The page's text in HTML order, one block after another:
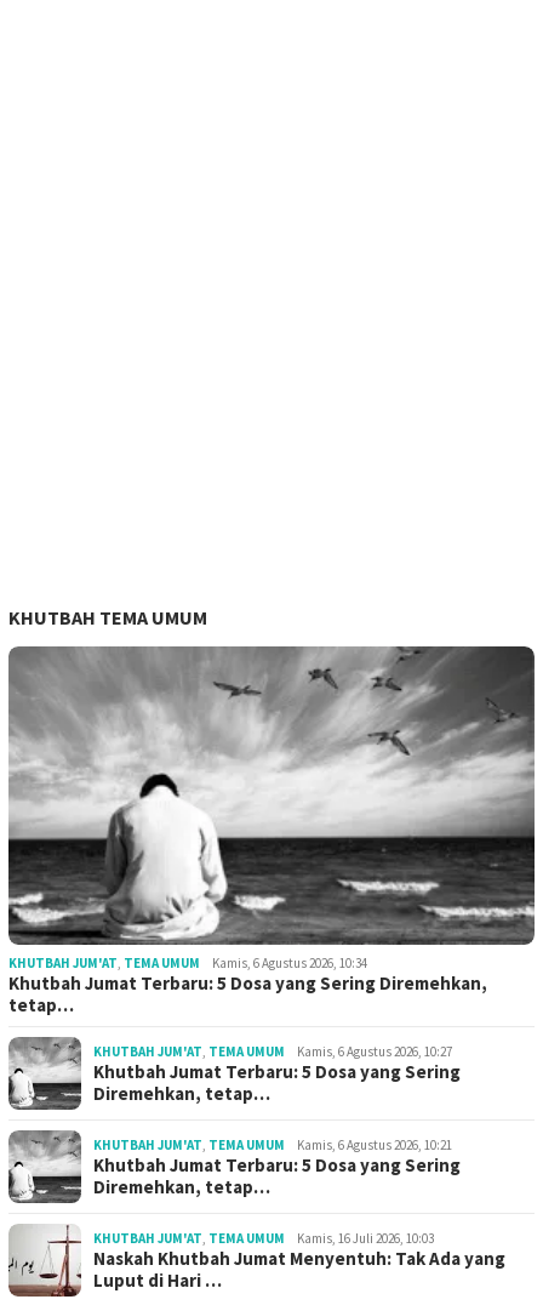
KHUTBAH TEMA UMUM
KHUTBAH JUM'AT, TEMA UMUM Kamis, 6 Agustus 2026, 10:34
Khutbah Jumat Terbaru: 5 Dosa yang Sering Diremehkan,
tetap…
KHUTBAH JUM'AT, TEMA UMUM Kamis, 6 Agustus 2026, 10:27
Khutbah Jumat Terbaru: 5 Dosa yang Sering
Diremehkan, tetap…
KHUTBAH JUM'AT, TEMA UMUM Kamis, 6 Agustus 2026, 10:21
Khutbah Jumat Terbaru: 5 Dosa yang Sering
Diremehkan, tetap…
KHUTBAH JUM'AT, TEMA UMUM Kamis, 16 Juli 2026, 10:03
Naskah Khutbah Jumat Menyentuh: Tak Ada yang
Luput di Hari …